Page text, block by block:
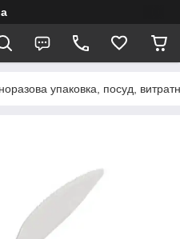
упаковка, посуд,